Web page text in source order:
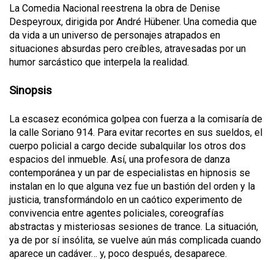
La Comedia Nacional reestrena la obra de Denise
Despeyroux, dirigida por André Hübener. Una comedia que
da vida a un universo de personajes atrapados en
situaciones absurdas pero creíbles, atravesadas por un
humor sarcástico que interpela la realidad.
Sinopsis
La escasez económica golpea con fuerza a la comisaría de
la calle Soriano 914. Para evitar recortes en sus sueldos, el
cuerpo policial a cargo decide subalquilar los otros dos
espacios del inmueble. Así, una profesora de danza
contemporánea y un par de especialistas en hipnosis se
instalan en lo que alguna vez fue un bastión del orden y la
justicia, transformándolo en un caótico experimento de
convivencia entre agentes policiales, coreografías
abstractas y misteriosas sesiones de trance. La situación,
ya de por sí insólita, se vuelve aún más complicada cuando
aparece un cadáver… y, poco después, desaparece.